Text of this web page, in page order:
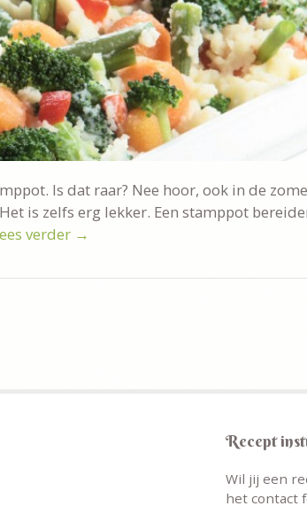
Is dat raar? Nee hoor, ook in de
is zelfs erg lekker. Een stamppot
verder →
Recept
Wil jij een
het contact